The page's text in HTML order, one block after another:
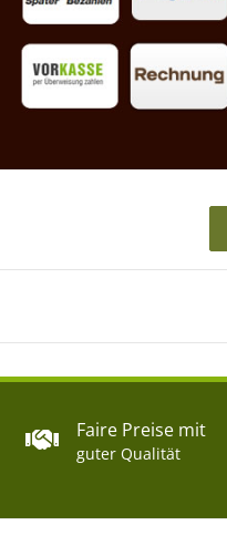
Faire Preise mit
guter Qualität